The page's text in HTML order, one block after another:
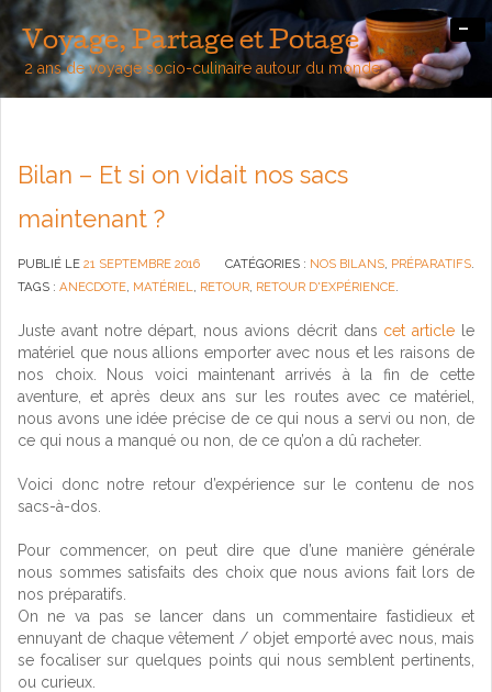
Voyage, Partage et Potage
2 ans de voyage socio-culinaire autour du monde
-
Bilan – Et si on vidait nos sacs
maintenant ?
PUBLIÉ LE21 SEPTEMBRE 2016 CATÉGORIES : NOS BILANS, PRÉPARATIFS.
TAGS : ANECDOTE, MATÉRIEL, RETOUR, RETOUR D'EXPÉRIENCE.
Juste avant notre départ, nous avions décrit dans cet article le
matériel que nous allions emporter avec nous et les raisons de
nos choix. Nous voici maintenant arrivés à la fin de cette
aventure, et après deux ans sur les routes avec ce matériel,
nous avons une idée précise de ce qui nous a servi ou non, de
ce qui nous a manqué ou non, de ce qu’on a dû racheter.
Voici donc notre retour d’expérience sur le contenu de nos
sacs-à-dos.
Pour commencer, on peut dire que d’une manière générale
nous sommes satisfaits des choix que nous avions fait lors de
nos préparatifs.
On ne va pas se lancer dans un commentaire fastidieux et
ennuyant de chaque vêtement / objet emporté avec nous, mais
se focaliser sur quelques points qui nous semblent pertinents,
ou curieux.